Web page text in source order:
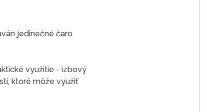
jedinečné čaro
využitie - izbový
ktoré môže využiť